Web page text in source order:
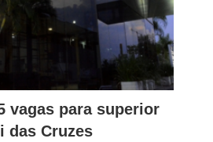
vagas para superior
das Cruzes